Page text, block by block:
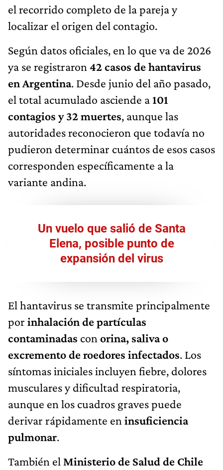
el recorrido completo de la pareja y
localizar el origen del contagio.
Según datos oficiales, en lo que va de 2026
ya se registraron 42 casos de hantavirus
en Argentina. Desde junio del año pasado,
el total acumulado asciende a101
contagios y 32 muertes, aunque las
autoridades reconocieron que todavía no
pudieron determinar cuántos de esos casos
corresponden específicamente a la
variante andina.
Un vuelo que salió de Santa
Elena, posible punto de
expansión del virus
El hantavirus se transmite principalmente
por inhalación de partículas
contaminadas con orina, saliva o
excremento de roedores infectados. Los
síntomas iniciales incluyen fiebre, dolores
musculares y dificultad respiratoria,
aunque en los cuadros graves puede
derivar rápidamente en insuficiencia
pulmonar.
También el Ministerio de Salud de Chile